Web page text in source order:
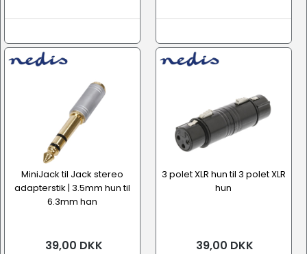
MiniJack til Jack stereo
adapterstik | 3.5mm hun til
6.3mm han
39,00 DKK
3 polet XLR hun til 3 polet XLR
hun
39,00 DKK